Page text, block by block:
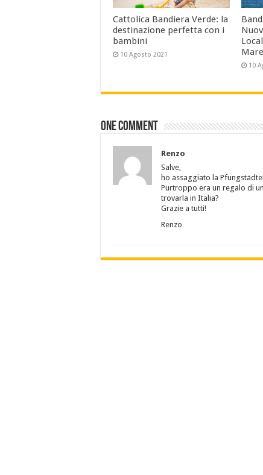
Cattolica Bandiera Verde: la
destinazione perfetta con i
bambini
10 Agosto 2021
10
One comment
Renzo
Salve,
ho assaggiato la
Purtroppo era un regalo di
trovarla in Italia?
Grazie a tutti!
Renzo